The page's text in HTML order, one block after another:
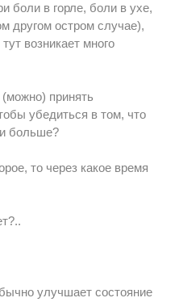
боли в горле, боли в ухе,
другом остром случае),
возникает много
принять
убедиться в том, что
больше?
то через какое время
улучшает состояние